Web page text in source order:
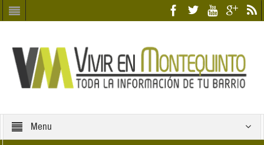
Menu